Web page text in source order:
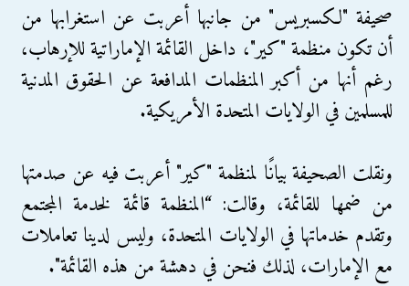
صحيفة "لكسبريس" من جانبها أعربت عن استغرابها من
أن تكون منظمة "كير"، داخل القائمة الإماراتية للإرهاب،
رغم أنها من أكبر المنظمات المدافعة عن الحقوق المدنية
للمسلمين في الولايات المتحدة الأمريكية.
ونقلت الصحيفة بيانًا لمنظمة "كير" أعربت فيه عن صدمتها
من ضمها للقائمة، وقالت: “المنظمة قائمة لخدمة المجتمع
وتقدم خدماتها في الولايات المتحدة، وليس لدينا تعاملات
مع الإمارات، لذلك فنحن في دهشة من هذه القائمة".